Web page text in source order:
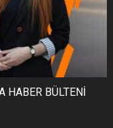
HABER BÜLTENİ